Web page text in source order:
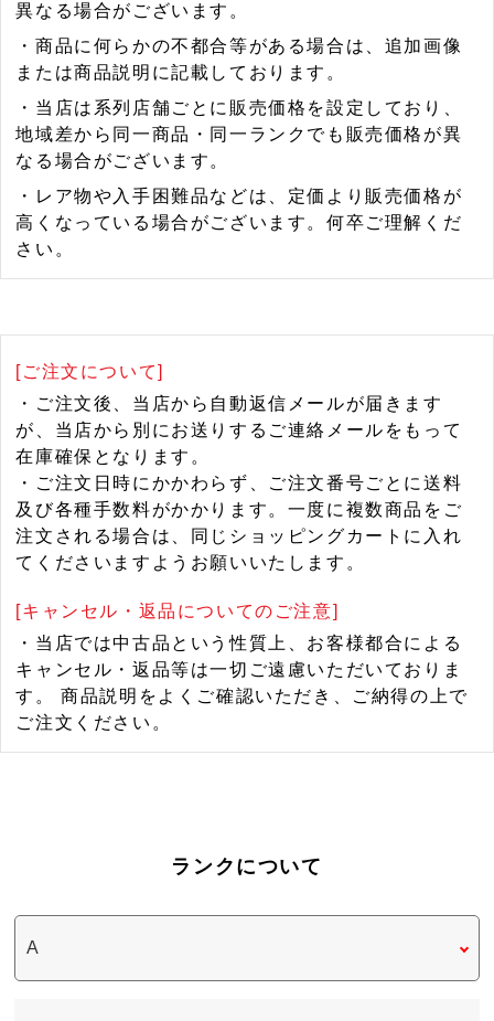
異なる場合がございます。
・商品に何らかの不都合等がある場合は、追加画像
または商品説明に記載しております。
・当店は系列店舗ごとに販売価格を設定しており、
地域差から同一商品・同一ランクでも販売価格が異
なる場合がございます。
・レア物や入手困難品などは、定価より販売価格が
高くなっている場合がございます。何卒ご理解くだ
さい。
[ご注文について]
・ご注文後、当店から自動返信メールが届きます
が、当店から別にお送りするご連絡メールをもって
在庫確保となります。
・ご注文日時にかかわらず、ご注文番号ごとに送料
及び各種手数料がかかります。一度に複数商品をご
注文される場合は、同じショッピングカートに入れ
てくださいますようお願いいたします。
[キャンセル・返品についてのご注意]
・当店では中古品という性質上、お客様都合による
キャンセル・返品等は一切ご遠慮いただいておりま
す。 商品説明をよくご確認いただき、ご納得の上で
ご注文ください。
ランクについて